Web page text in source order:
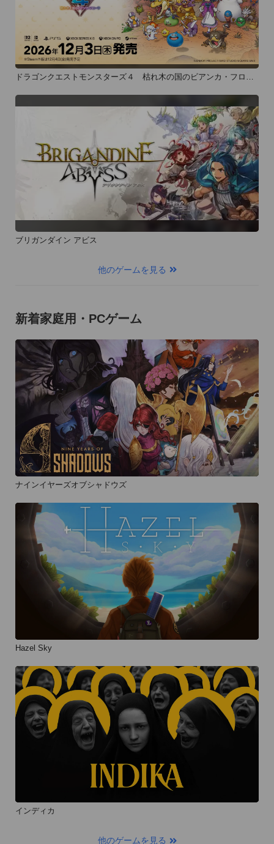
ドラゴンクエストモンスターズ４ 枯れ木の国のビアンカ・フロー
ブリガンダイン アビス
他のゲームを見る
新着家庭用・PCゲーム
ナインイヤーズオブシャドウズ
Hazel Sky
インディカ
他のゲームを見る